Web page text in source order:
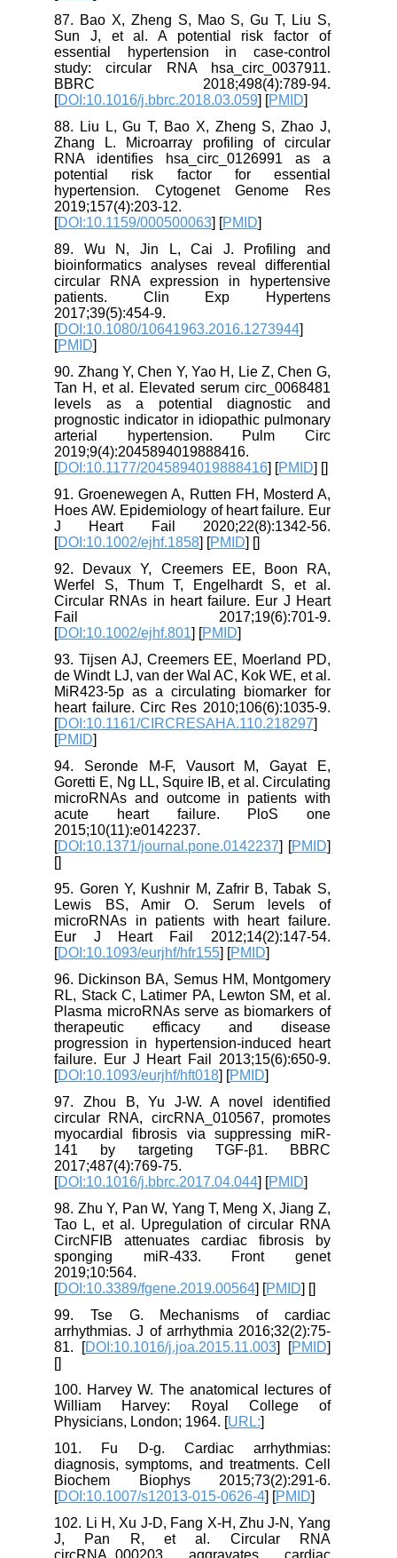
87. Bao X, Zheng S, Mao S, Gu T, Liu S,
Sun J, et al. A potential risk factor of
essential hypertension in case-control
study: circular RNA hsa_circ_0037911.
BBRC 2018;498(4):789-94.
[DOI:10.1016/j.bbrc.2018.03.059] [PMID
88. Liu L, Gu T, Bao X, Zheng S, Zhao J,
Zhang L. Microarray profiling of circular
RNA identifies hsa_circ_0126991 as a
potential risk factor for essential
hypertension. Cytogenet Genome Res
2019;157(4):203-12.
[DOI:10.1159/000500063] [PMID
89. Wu N, Jin L, Cai J. Profiling and
bioinformatics analyses reveal differential
circular RNA expression in hypertensive
patients. Clin Exp Hypertens
2017;39(5):454-9.
[DOI:10.1080/10641963.2016.1273944
[PMID
90. Zhang Y, Chen Y, Yao H, Lie Z, Chen G,
Tan H, et al. Elevated serum circ_0068481
levels as a potential diagnostic and
prognostic indicator in idiopathic pulmonary
arterial hypertension. Pulm Circ
2019;9(4):2045894019888416.
[DOI:10.1177/2045894019888416] [PMID] [
91. Groenewegen A, Rutten FH, Mosterd A,
Hoes AW. Epidemiology of heart failure. Eur
J Heart Fail 2020;22(8):1342-56.
[DOI:10.1002/ejhf.1858] [PMID] [
92. Devaux Y, Creemers EE, Boon RA,
Werfel S, Thum T, Engelhardt S, et al.
Circular RNAs in heart failure. Eur J Heart
Fail 2017;19(6):701-9.
[DOI:10.1002/ejhf.801] [PMID
93. Tijsen AJ, Creemers EE, Moerland PD,
de Windt LJ, van der Wal AC, Kok WE, et al.
MiR423-5p as a circulating biomarker for
heart failure. Circ Res 2010;106(6):1035-9.
[DOI:10.1161/CIRCRESAHA.110.218297
[PMID
94. Seronde M-F, Vausort M, Gayat E,
Goretti E, Ng LL, Squire IB, et al. Circulating
microRNAs and outcome in patients with
acute heart failure. PloS one
2015;10(11):e0142237.
[DOI:10.1371/journal.pone.0142237] [PMID
95. Goren Y, Kushnir M, Zafrir B, Tabak S,
Lewis BS, Amir O. Serum levels of
microRNAs in patients with heart failure.
Eur J Heart Fail 2012;14(2):147-54.
[DOI:10.1093/eurjhf/hfr155] [PMID
96. Dickinson BA, Semus HM, Montgomery
RL, Stack C, Latimer PA, Lewton SM, et al.
Plasma microRNAs serve as biomarkers of
therapeutic efficacy and disease
progression in hypertension‐induced heart
failure. Eur J Heart Fail 2013;15(6):650-9.
[DOI:10.1093/eurjhf/hft018] [PMID
97. Zhou B, Yu J-W. A novel identified
circular RNA, circRNA_010567, promotes
myocardial fibrosis via suppressing miR-
141 by targeting TGF-β1. BBRC
2017;487(4):769-75.
[DOI:10.1016/j.bbrc.2017.04.044] [PMID
98. Zhu Y, Pan W, Yang T, Meng X, Jiang Z,
Tao L, et al. Upregulation of circular RNA
CircNFIB attenuates cardiac fibrosis by
sponging miR-433. Front genet
2019;10:564.
[DOI:10.3389/fgene.2019.00564] [PMID] [
99. Tse G. Mechanisms of cardiac
arrhythmias. J of arrhythmia 2016;32(2):75-
81. [DOI:10.1016/j.joa.2015.11.003 ] [PMID
100. Harvey W. The anatomical lectures of
William Harvey: Royal College of
Physicians, London; 1964. [URL:
101. Fu D-g. Cardiac arrhythmias:
diagnosis, symptoms, and treatments. Cell
Biochem Biophys 2015;73(2):291-6.
[DOI:10.1007/s12013-015-0626-4] [PMID
102. Li H, Xu J-D, Fang X-H, Zhu J-N, Yang
J, Pan R, et al. Circular RNA
circRNA_000203 aggravates cardiac